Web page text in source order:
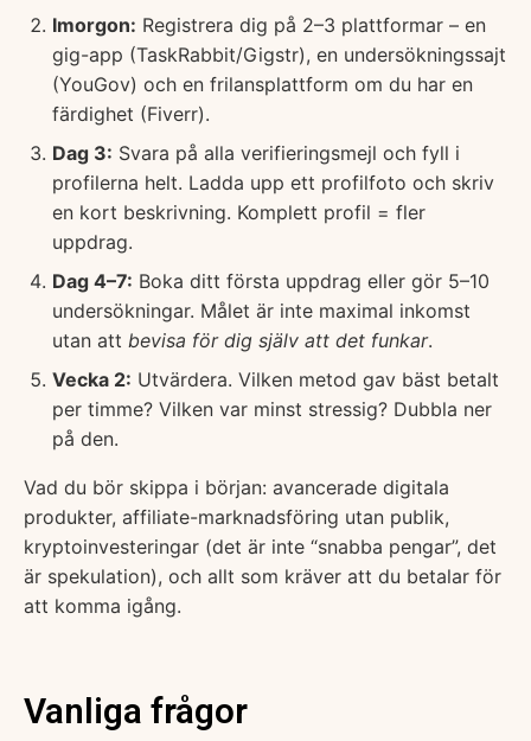
Imorgon: Registrera dig på 2–3 plattformar – en
gig-app (TaskRabbit/Gigstr), en undersökningssajt
(YouGov) och en frilansplattform om du har en
färdighet (Fiverr).
Dag 3: Svara på alla verifieringsmejl och fyll i
profilerna helt. Ladda upp ett profilfoto och skriv
en kort beskrivning. Komplett profil = fler
uppdrag.
Dag 4–7: Boka ditt första uppdrag eller gör 5–10
undersökningar. Målet är inte maximal inkomst
utan att bevisa för dig själv att det funkar.
Vecka 2: Utvärdera. Vilken metod gav bäst betalt
per timme? Vilken var minst stressig? Dubbla ner
på den.
Vad du bör skippa i början: avancerade digitala
produkter, affiliate-marknadsföring utan publik,
kryptoinvesteringar (det är inte “snabba pengar”, det
är spekulation), och allt som kräver att du betalar för
att komma igång.
Vanliga frågor